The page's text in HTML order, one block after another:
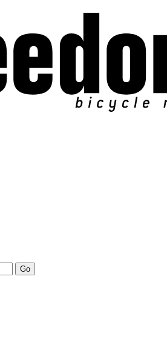
Go